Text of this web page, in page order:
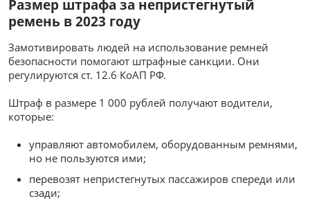
Размер штрафа за непристегнутый
ремень в 2023 году
Замотивировать людей на использование ремней
безопасности помогают штрафные санкции. Они
регулируются ст. 12.6 КоАП РФ.
Штраф в размере 1 000 рублей получают водители,
которые:
управляют автомобилем, оборудованным ремнями,
но не пользуются ими;
перевозят непристегнутых пассажиров спереди или
сзади;